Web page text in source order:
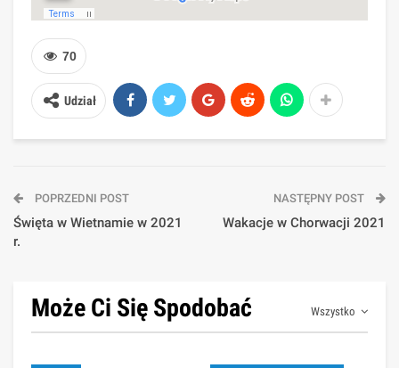
70
Udział
POPRZEDNI POST
Święta w Wietnamie w 2021
r.
NASTĘPNY POST
Wakacje w Chorwacji 2021
Wszystko
Może Ci Się Spodobać